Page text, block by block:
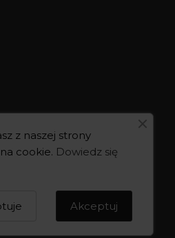
z naszej strony
cookie. Dowiedz się
Akceptuj